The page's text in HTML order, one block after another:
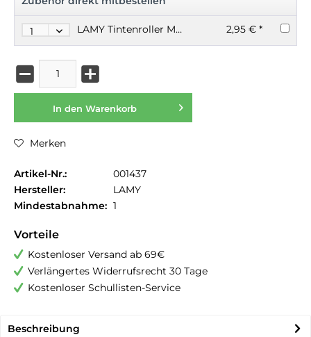
LAMY Tintenroller Mine M63 2,95 € *
In den Warenkorb
Merken
Artikel-Nr.:
001437
Hersteller:
LAMY
Mindestabnahme: 1
Vorteile
Kostenloser Versand ab 69€
Verlängertes Widerrufsrecht 30 Tage
Kostenloser Schullisten-Service
Beschreibung